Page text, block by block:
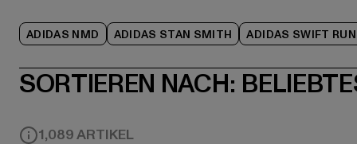
ADIDAS NMD ADIDAS STAN SMITH ADIDAS SWIFT RUN
SORTIEREN NACH:
1,089 ARTIKEL